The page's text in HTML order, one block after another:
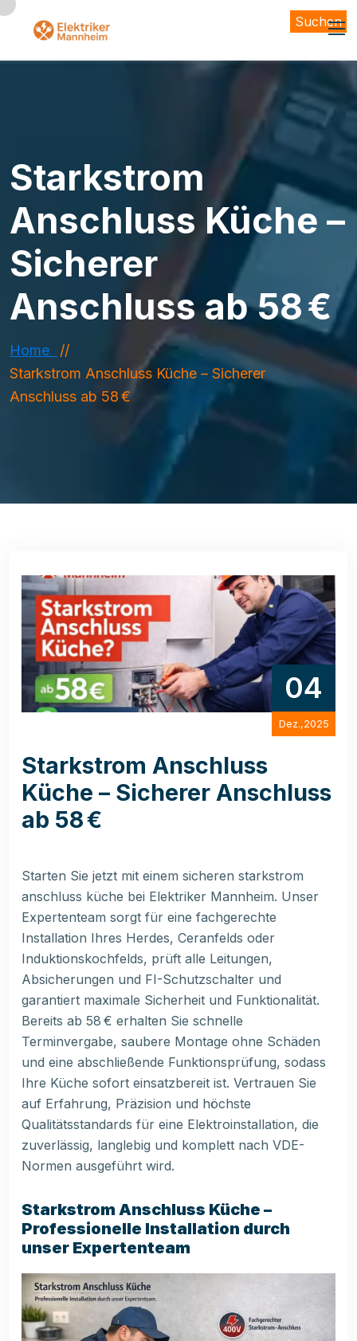
Starkstrom
Anschluss Küche –
Sicherer
Anschluss ab 58 €
Home
Starkstrom Anschluss Küche – Sicherer
Anschluss ab 58 €
04
Dez.,2025
Starkstrom Anschluss
Küche – Sicherer Anschluss
ab 58 €
Starten Sie jetzt mit einem sicheren starkstrom
anschluss küche bei Elektriker Mannheim. Unser
Expertenteam sorgt für eine fachgerechte
Installation Ihres Herdes, Ceranfelds oder
Induktionskochfelds, prüft alle Leitungen,
Absicherungen und FI-Schutzschalter und
garantiert maximale Sicherheit und Funktionalität.
Bereits ab 58 € erhalten Sie schnelle
Terminvergabe, saubere Montage ohne Schäden
und eine abschließende Funktionsprüfung, sodass
Ihre Küche sofort einsatzbereit ist. Vertrauen Sie
auf Erfahrung, Präzision und höchste
Qualitätsstandards für eine Elektroinstallation, die
zuverlässig, langlebig und komplett nach VDE-
Normen ausgeführt wird.
Starkstrom Anschluss Küche –
Professionelle Installation durch
unser Expertenteam
Suchen